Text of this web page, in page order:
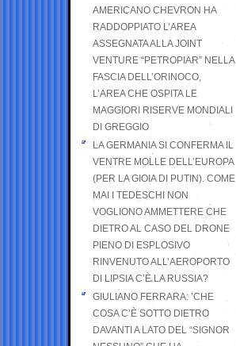
AMERICANO CHEVRON HA
RADDOPPIATO L’AREA
ASSEGNATA ALLA JOINT
VENTURE “PETROPIAR” NELLA
FASCIA DELL’ORINOCO,
L’AREA CHE OSPITA LE
MAGGIORI RISERVE MONDIALI
DI GREGGIO
LA GERMANIA SI CONFERMA IL
VENTRE MOLLE DELL’EUROPA
(PER LA GIOIA DI PUTIN). COME
MAI I TEDESCHI NON
VOGLIONO AMMETTERE CHE
DIETRO AL CASO DEL DRONE
PIENO DI ESPLOSIVO
RINVENUTO ALL’AEROPORTO
DI LIPSIA C’È LA RUSSIA?
GIULIANO FERRARA: ’CHE
COSA C’È SOTTO DIETRO
DAVANTI A LATO DEL “SIGNOR